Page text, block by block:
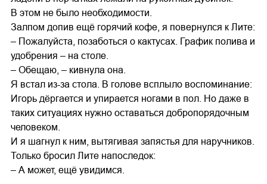
В этом не было необходимости.
Залпом допив ещё горячий кофе, я повернулся к Лите:
– Пожалуйста, позаботься о кактусах. График полива и
удобрения – на столе.
– Обещаю, – кивнула она.
Я встал из-за стола. В голове всплыло воспоминание:
Игорь дёргается и упирается ногами в пол. Но даже в
таких ситуациях нужно оставаться добропорядочным
человеком.
И я шагнул к ним, вытягивая запястья для наручников.
Только бросил Лите напоследок:
– А может, ещё увидимся.